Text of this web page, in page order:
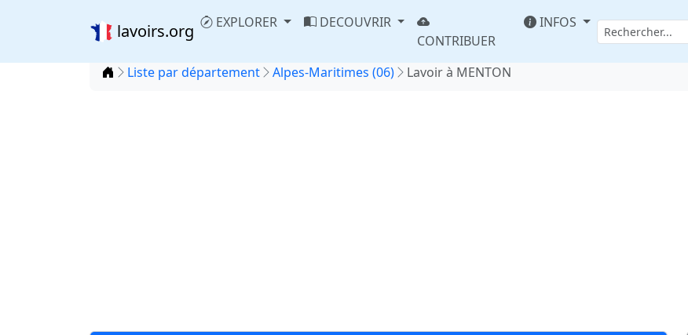
lavoirs.org EXPLORER
DECOUVRIR
CONTRIBUER
INFOS
Accueil
Liste par département Alpes-Maritimes (06) Lavoir à MENTON